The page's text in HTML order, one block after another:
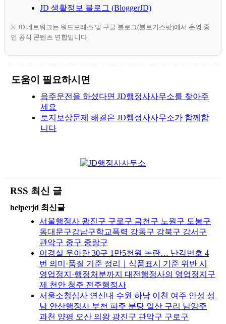
JD 생활정보 블로그 (BloggerJD)
※ JD 네트워크는 워드프레스 및 구글 블로그(블로거스팟)에서 운영 중
인 공식 콘텐츠 연합입니다.
도움이 필요하시면
음주운전을 하셨다면 JD행정사사무소를 찾아주
세요
토지보상문제 해결은 JD행정사사무소가 함께합
니다
RSS 최신 글
helperjd 최신글
서울행정사 광진구 구로구 금천구 노원구 도봉구
동대문구강남구학교폭력 강동구 강북구 강서구
관악구 중구 중랑구
이경실 우아란 30구 1만5천원 논란… 난각번호 4
번 의미·품질 기준 정리｜식품표시 기준 위반 시
영업정지·행정처분까지 대전행정사의 영업정지구
제 천안 청주 전주행정사
서울소청심사 연신내 수원 하남 이천 여주 안성 성
남 안산행정사 부천 파주 분당 일산 구리 남양주
과천 양평 오산 의왕 광진구 관악구 구로구